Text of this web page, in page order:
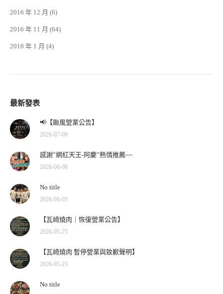
2016 年 12 月 (6)
2016 年 11 月 (64)
2016 年 1 月 (4)
最新發表
📢【颱風營業公告】
2026-07-09
感謝”網紅天王-阿慶”熱情推薦~~
2026-06-08
No title
2026-06-03
【瓦崎燒肉｜恢復營業公告】
2026-05-25
【瓦崎燒肉 暫停營業與致歉聲明】
2026-05-23
No title